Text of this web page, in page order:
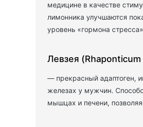
медицине в качестве
лимонника улучшаются
уровень «гормона
Левзея
— прекрасный адаптоген,
железах у мужчин.
мышцах и печени,